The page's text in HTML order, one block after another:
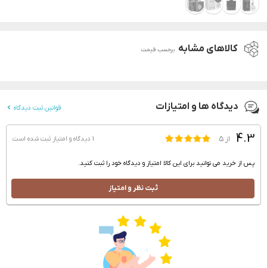
کالاهای مشابه برحسب قیمت
دیدگاه ها و امتیازات قوانین ثبت دیدگاه
4.3 از ۵ 1 دیدگاه و امتیاز ثبت شده است
پس از خرید می توانید برای این کالا امتیاز و دیدگاه خود را ثبت کنید.
ثبت نظر و امتیاز